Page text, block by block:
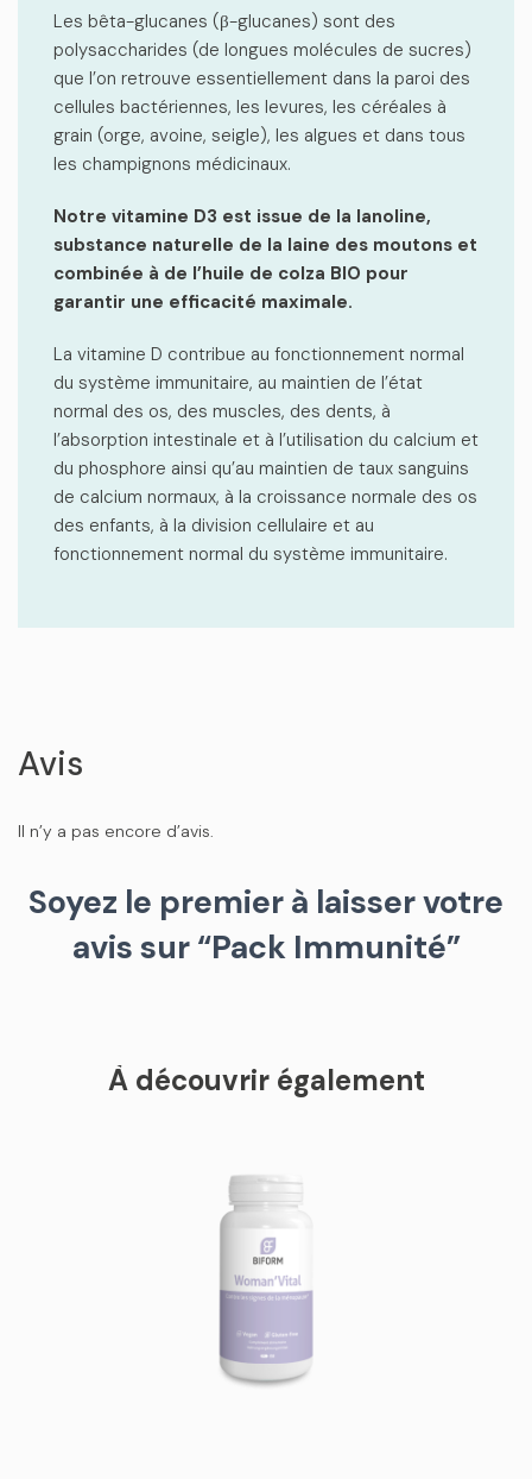
Les bêta-glucanes (β-glucanes) sont des
polysaccharides (de longues molécules de sucres)
que l’on retrouve essentiellement dans la paroi des
cellules bactériennes, les levures, les céréales à
grain (orge, avoine, seigle), les algues et dans tous
les champignons médicinaux.
Notre vitamine D3 est issue de la lanoline,
substance naturelle de la laine des moutons et
combinée à de l’huile de colza BIO pour
garantir une efficacité maximale.
La vitamine D contribue au fonctionnement normal
du système immunitaire, au maintien de l’état
normal des os, des muscles, des dents, à
l’absorption intestinale et à l’utilisation du calcium et
du phosphore ainsi qu’au maintien de taux sanguins
de calcium normaux, à la croissance normale des os
des enfants, à la division cellulaire et au
fonctionnement normal du système immunitaire.
Avis
Il n’y a pas encore d’avis.
Soyez le premier à laisser votre
avis sur “Pack Immunité”
À découvrir également